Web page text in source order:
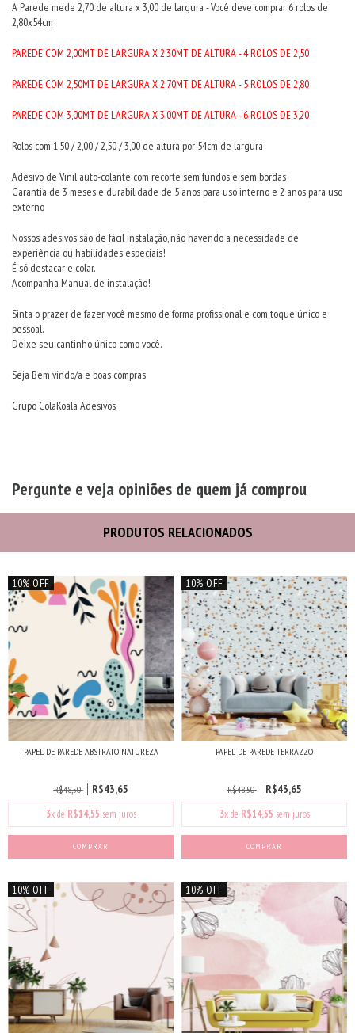
A Parede mede 2,70 de altura x 3,00 de largura - Você deve comprar 6 rolos de
2,80x54cm
PAREDE COM 2,00MT DE LARGURA X 2,30MT DE ALTURA - 4 ROLOS DE 2,50
PAREDE COM 2,50MT DE LARGURA X 2,70MT DE ALTURA - 5 ROLOS DE 2,80
PAREDE COM 3,00MT DE LARGURA X 3,00MT DE ALTURA - 6 ROLOS DE 3,20
Rolos com 1,50 / 2,00 / 2,50 / 3,00 de altura por 54cm de largura
Adesivo de Vinil auto-colante com recorte sem fundos e sem bordas
Garantia de 3 meses e durabilidade de 5 anos para uso interno e 2 anos para uso
externo
Nossos adesivos são de fácil instalação, não havendo a necessidade de
experiência ou habilidades especiais!
É só destacar e colar.
Acompanha Manual de instalação!
Sinta o prazer de fazer você mesmo de forma profissional e com toque único e
pessoal.
Deixe seu cantinho único como você.
Seja Bem vindo/a e boas compras
Grupo ColaKoala Adesivos
Pergunte e veja opiniões de quem já comprou
PRODUTOS RELACIONADOS
10% OFF
PAPEL DE PAREDE ABSTRATO NATUREZA
R$48,50 R$43,65
3x de R$14,55 sem juros
COMPRAR
10% OFF
PAPEL DE PAREDE TERRAZZO
R$48,50 R$43,65
3x de R$14,55 sem juros
COMPRAR
10% OFF 10% OFF